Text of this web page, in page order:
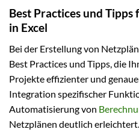
Best Practices und
in Excel
Bei der Erstellung von
Best Practices und Tipps, die
Projekte effizienter und
Integration spezifischer
Automatisierung von
Netzplänen deutlich erleichtert.